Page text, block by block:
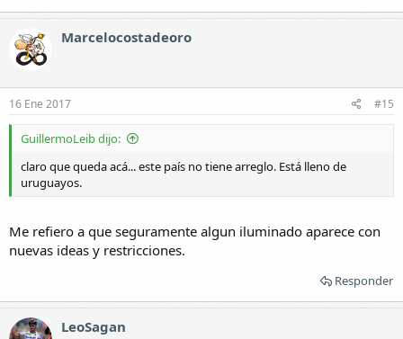
Marcelocostadeoro
16 Ene 2017 #15
GuillermoLeib dijo:
claro que queda acá... este país no tiene arreglo. Está lleno de
uruguayos.
Me refiero a que seguramente algun iluminado aparece con
nuevas ideas y restricciones.
Responder
LeoSagan